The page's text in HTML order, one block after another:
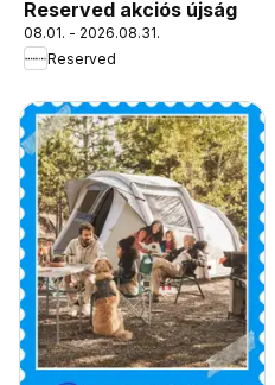
Reserved akciós újság
08.01. - 2026.08.31.
Reserved